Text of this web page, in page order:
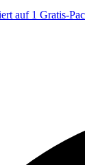
auf 1 Gratis-